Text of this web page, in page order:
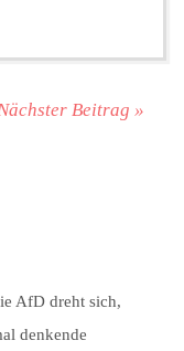
Beitrag »
AfD dreht sich,
denkende